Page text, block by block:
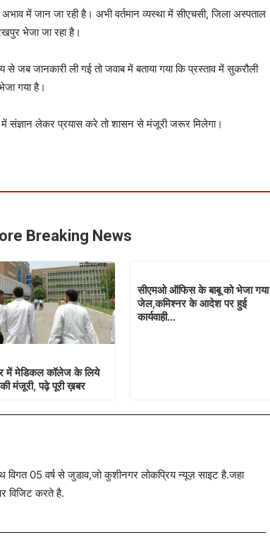
में जान जा रही है। अभी वर्तमान व्यस्था में सीएचसी, जिला अस्पताल
भेजा जा रहा है।
जानकारी ली गई तो जवाब में बताया गया कि प्रस्ताव में सुकरौली
गया है।
संज्ञान लेकर प्रयास करे तो शासन से मंजूरी जरूर मिलेगा।
Breaking News
में मेडिकल कॉलेज के लिये
मंजूरी, पढ़े पूरी ख़बर
सीएमओ ऑफिस के बाबू को भेजा गया
जेल,कमिश्नर के आदेश पर हुई
कार्यवाही…
05 वर्ष से जुडाव,जो कुशीनगर लोकप्रिय न्यूज़ साइट है.जहा
विजिट करते है.